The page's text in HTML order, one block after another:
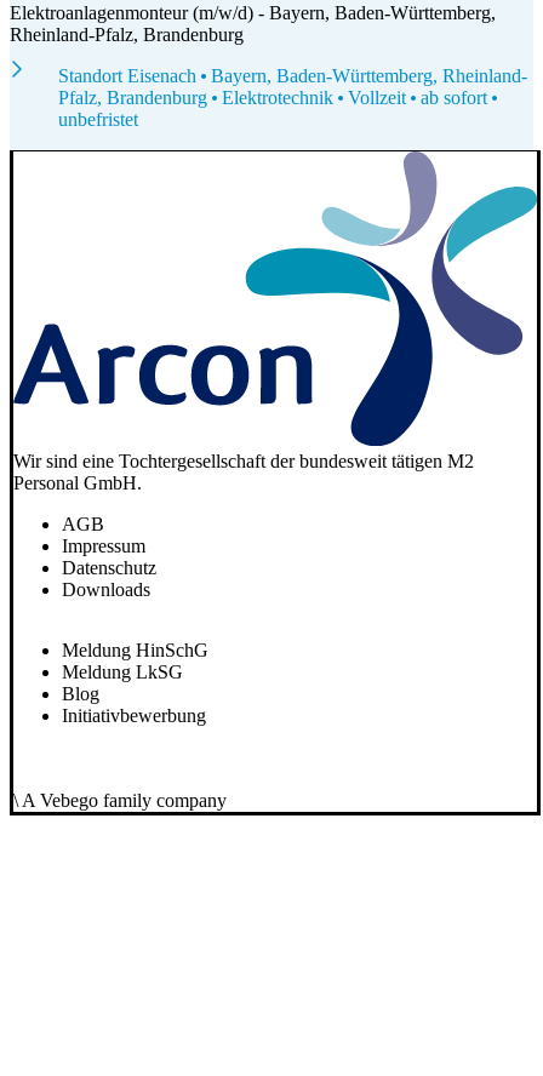
Elektroanlagenmonteur (m/w/d) - Bayern, Baden-Württemberg,
Rheinland-Pfalz, Brandenburg
Standort Eisenach
Bayern, Baden-Württemberg, Rheinland-
Pfalz, Brandenburg
Elektrotechnik Vollzeit
ab sofort
unbefristet
Wir sind eine Tochtergesellschaft der bundesweit tätigen M2
Personal GmbH.
AGB
Impressum
Datenschutz
Downloads
Meldung HinSchG
Meldung LkSG
Blog
Initiativbewerbung
\ A Vebego family company